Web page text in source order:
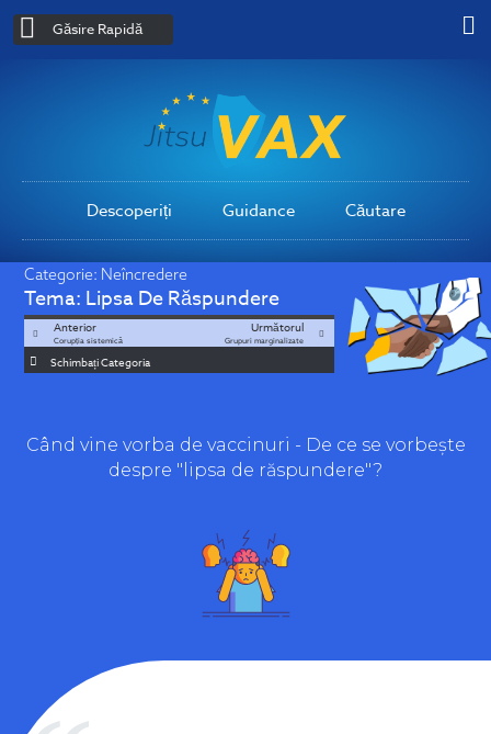
Găsire Rapidă
Descoperiți Guidance Căutare
Categorie: Neîncredere
Tema: Lipsa De Răspundere
Anterior
Corupția sistemică
Următorul
Grupuri marginalizate
Schimbați Categoria
Când vine vorba de vaccinuri - De ce se vorbește
despre "lipsa de răspundere"?